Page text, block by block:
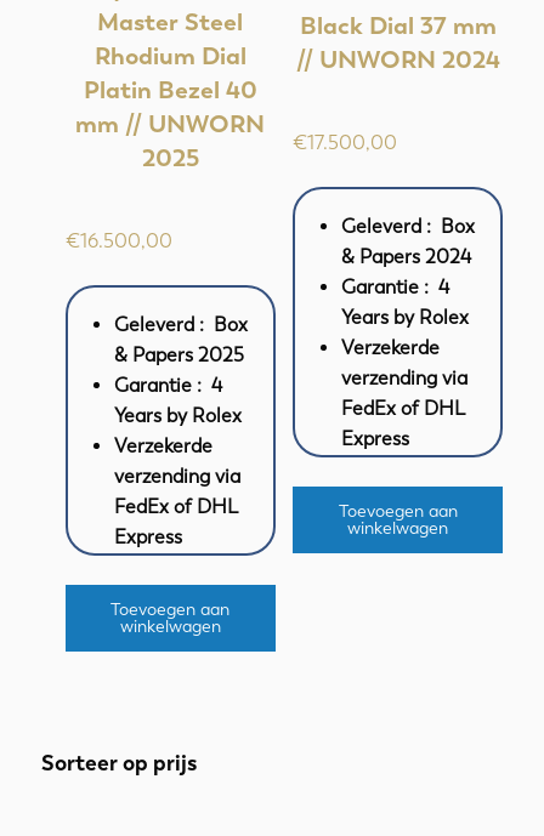
Sorteer op prijs
Master Steel
Rhodium Dial
Platin Bezel 40
mm // UNWORN
2025
€16.500,00
Geleverd : Box
& Papers 2025
Garantie : 4
Years by Rolex
Verzekerde
verzending via
FedEx of DHL
Express
Toevoegen aan
winkelwagen
Black Dial 37 mm
// UNWORN 2024
€17.500,00
Geleverd : Box
& Papers 2024
Garantie : 4
Years by Rolex
Verzekerde
verzending via
FedEx of DHL
Express
Toevoegen aan
winkelwagen